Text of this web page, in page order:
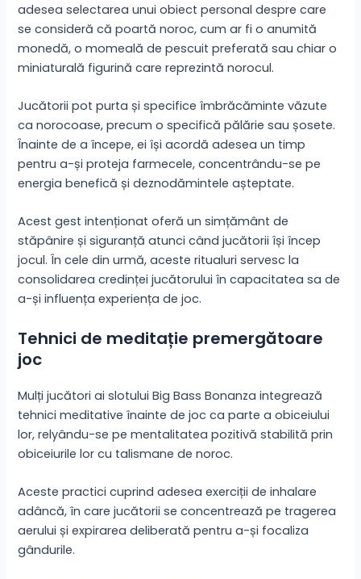
adesea selectarea unui obiect personal despre care
se consideră că poartă noroc, cum ar fi o anumită
monedă, o momeală de pescuit preferată sau chiar o
miniaturală figurină care reprezintă norocul.
Jucătorii pot purta și specifice îmbrăcăminte văzute
ca norocoase, precum o specifică pălărie sau șosete.
Înainte de a începe, ei își acordă adesea un timp
pentru a-și proteja farmecele, concentrându-se pe
energia benefică și deznodămintele așteptate.
Acest gest intenționat oferă un simțământ de
stăpânire și siguranță atunci când jucătorii își încep
jocul. În cele din urmă, aceste ritualuri servesc la
consolidarea credinței jucătorului în capacitatea sa de
a-și influența experiența de joc.
Tehnici de meditație premergătoare
joc
Mulți jucători ai slotului Big Bass Bonanza integrează
tehnici meditative înainte de joc ca parte a obiceiului
lor, relyându-se pe mentalitatea pozitivă stabilită prin
obiceiurile lor cu talismane de noroc.
Aceste practici cuprind adesea exerciții de inhalare
adâncă, în care jucătorii se concentrează pe tragerea
aerului și expirarea deliberată pentru a-și focaliza
gândurile.